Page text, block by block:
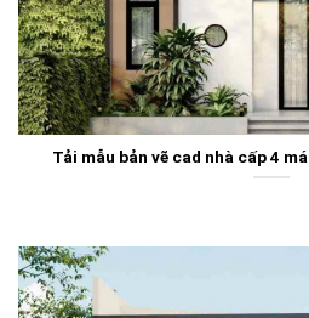
Tải mẫu bản vẽ cad nhà cấp 4